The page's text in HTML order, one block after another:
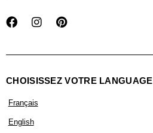
CHOISISSEZ VOTRE LANGUAGE
Français
English